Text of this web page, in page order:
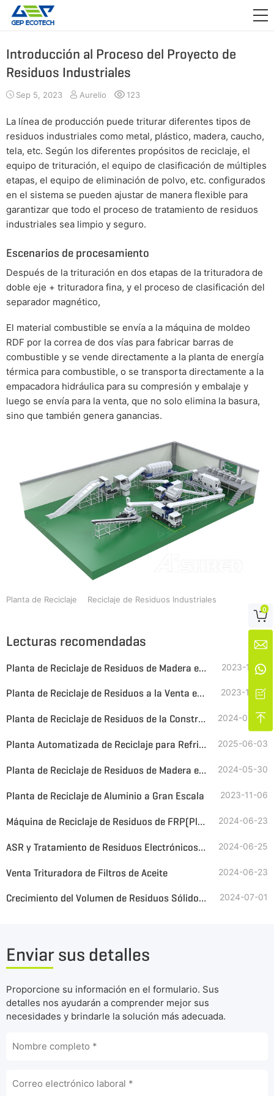
APLICACIÓN
ACERCA DE NOSOTROS
CONTÁCTENOS
Introducción al Proceso del Proyecto de
Residuos Industriales
Sep 5, 2023 Aurelio 123
La línea de producción puede triturar diferentes tipos de
residuos industriales como metal, plástico, madera, caucho,
tela, etc. Según los diferentes propósitos de reciclaje, el
equipo de trituración, el equipo de clasificación de múltiples
etapas, el equipo de eliminación de polvo, etc. configurados
en el sistema se pueden ajustar de manera flexible para
garantizar que todo el proceso de tratamiento de residuos
industriales sea limpio y seguro.
Escenarios de procesamiento
Después de la trituración en dos etapas de la trituradora de
doble eje + trituradora fina, y el proceso de clasificación del
separador magnético,
El material combustible se envía a la máquina de moldeo
RDF por la correa de dos vías para fabricar barras de
combustible y se vende directamente a la planta de energía
térmica para combustible, o se transporta directamente a la
empacadora hidráulica para su compresión y embalaje y
luego se envía para la venta, que no solo elimina la basura,
sino que también genera ganancias.
Planta de Reciclaje Reciclaje de Residuos Industriales
Lecturas recomendadas
Planta de Reciclaje de Residuos de Madera en Venta 2023-11-01
Planta de Reciclaje de Residuos a la Venta en Rusia 2023-11-20
Planta de Reciclaje de Residuos de la Construcción en Venta en América Latina 2024-06-08
Planta Automatizada de Reciclaje para Refrigeradores y Aparatos de Refrigeración 2025-06-03
Planta de Reciclaje de Residuos de Madera en Venta 2024-05-30
Planta de Reciclaje de Aluminio a Gran Escala 2023-11-06
Máquina de Reciclaje de Residuos de FRP(Plásticos Reforzados con Fibra de Vidrio) 2024-06-23
ASR y Tratamiento de Residuos Electrónicos con la Trituradora GEP ECOTECH 2024-06-25
Venta Trituradora de Filtros de Aceite 2024-06-23
Crecimiento del Volumen de Residuos Sólidos Industriales, GEP ECOTECH Trituradoras industriales para Gestionarlos 2024-07-01
Enviar sus detalles
Proporcione su información en el formulario. Sus
detalles nos ayudarán a comprender mejor sus
necesidades y brindarle la solución más adecuada.

0



